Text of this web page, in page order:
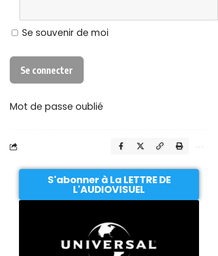
Se souvenir de moi
Mot de passe oublié
S'abonner à La LETTRE DE
L'AUDIOVISUEL